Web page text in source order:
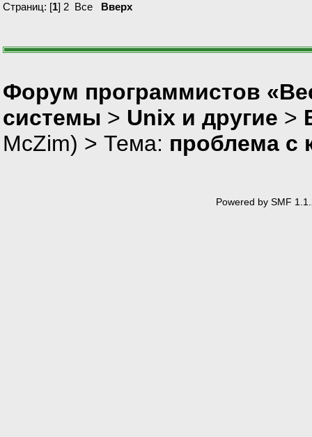
Страниц: [1] 2 Все Вверх
Форум программистов
системы > Unix и другие >
McZim) > Тема: проблема с
Powered by SMF